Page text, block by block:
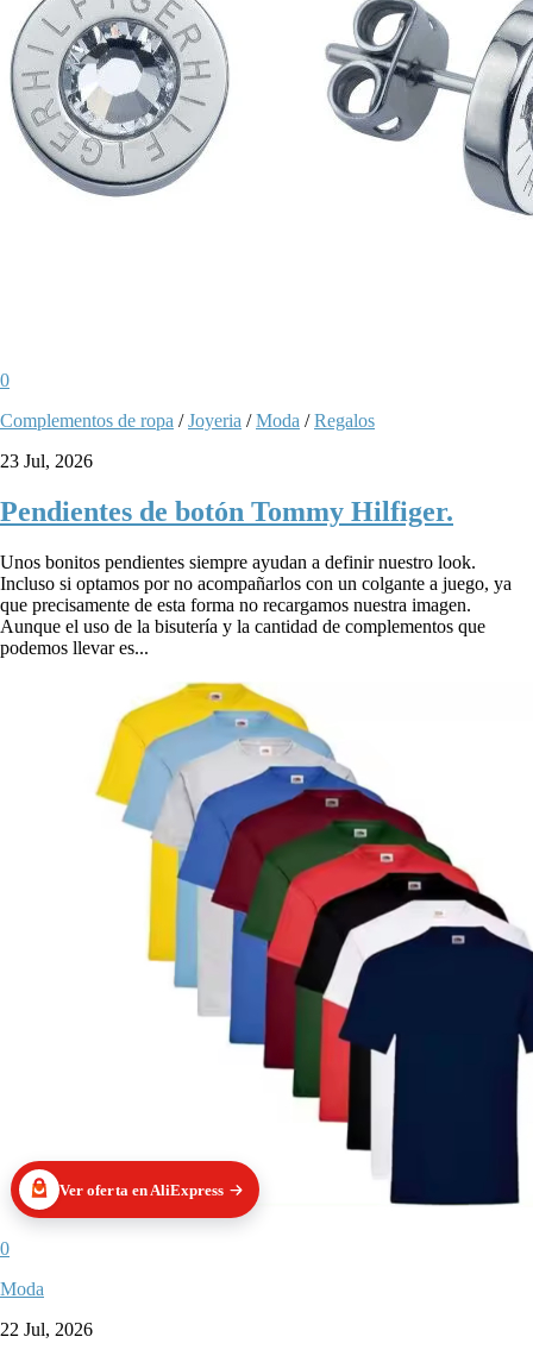
0
Complementos de ropa /Joyeria /Moda /Regalos
23 Jul, 2026
Pendientes de botón Tommy Hilfiger.
Unos bonitos pendientes siempre ayudan a definir nuestro look.
Incluso si optamos por no acompañarlos con un colgante a juego, ya
que precisamente de esta forma no recargamos nuestra imagen.
Aunque el uso de la bisutería y la cantidad de complementos que
podemos llevar es...
Ver oferta en AliExpress
0
Moda
22 Jul, 2026